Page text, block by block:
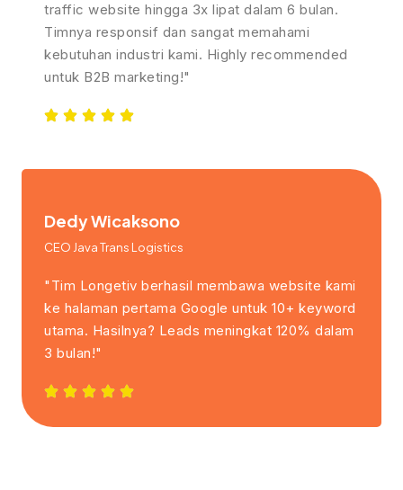
traffic website hingga 3x lipat dalam 6 bulan.
Timnya responsif dan sangat memahami
kebutuhan industri kami. Highly recommended
untuk B2B marketing!"
Dedy Wicaksono
CEO Java Trans Logistics
"Tim Longetiv berhasil membawa website kami
ke halaman pertama Google untuk 10+ keyword
utama. Hasilnya? Leads meningkat 120% dalam
3 bulan!"